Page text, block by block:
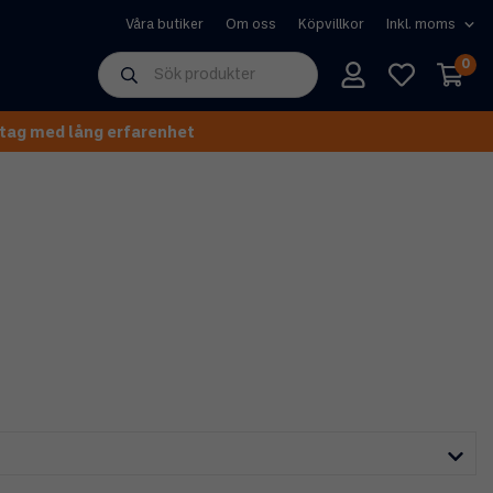
Våra butiker Om oss Köpvillkor
0
med lång erfarenhet